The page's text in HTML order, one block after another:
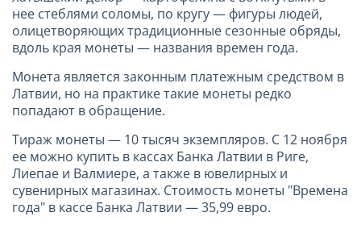
нее стеблями соломы, по кругу — фигуры людей,
олицетворяющих традиционные сезонные обряды,
вдоль края монеты — названия времен года.
Монета является законным платежным средством в
Латвии, но на практике такие монеты редко
попадают в обращение.
Тираж монеты — 10 тысяч экземпляров. С 12 ноября
ее можно купить в кассах Банка Латвии в Риге,
Лиепае и Валмиере, а также в ювелирных и
сувенирных магазинах. Стоимость монеты "Времена
года" в кассе Банка Латвии — 35,99 евро.